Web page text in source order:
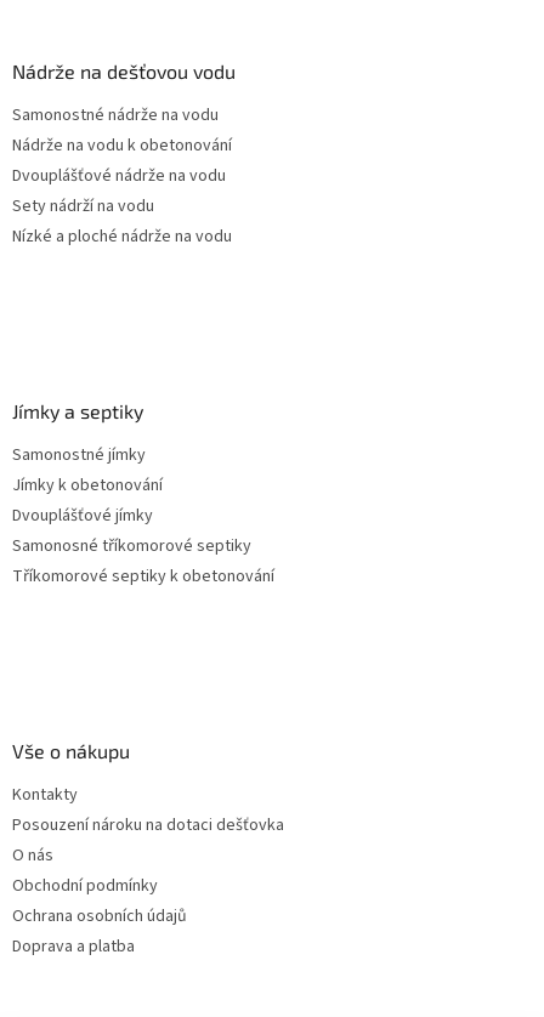
Nádrže na dešťovou vodu
Samonostné nádrže na vodu
Nádrže na vodu k obetonování
Dvouplášťové nádrže na vodu
Sety nádrží na vodu
Nízké a ploché nádrže na vodu
Jímky a septiky
Samonostné jímky
Jímky k obetonování
Dvouplášťové jímky
Samonosné tříkomorové septiky
Tříkomorové septiky k obetonování
Vše o nákupu
Kontakty
Posouzení nároku na dotaci dešťovka
O nás
Obchodní podmínky
Ochrana osobních údajů
Doprava a platba